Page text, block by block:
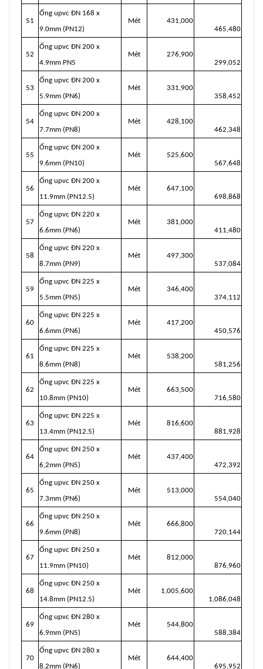
51
Ống upvc ĐN 168 x
9.0mm (PN12)
Mét
431,000
465,480
52
Ống upvc ĐN 200 x
4.9mm PN5
Mét
276,900
299,052
53
Ống upvc ĐN 200 x
5.9mm (PN6)
Mét
331,900
358,452
54
Ống upvc ĐN 200 x
7.7mm (PN8)
Mét
428,100
462,348
55
Ống upvc ĐN 200 x
9.6mm (PN10)
Mét
525,600
567,648
56
Ống upvc ĐN 200 x
11.9mm (PN12.5)
Mét
647,100
698,868
57
Ống upvc ĐN 220 x
6.6mm (PN6)
Mét
381,000
411,480
58
Ống upvc ĐN 220 x
8.7mm (PN9)
Mét
497,300
537,084
59
Ống upvc ĐN 225 x
5.5mm (PN5)
Mét
346,400
374,112
60
Ống upvc ĐN 225 x
6.6mm (PN6)
Mét
417,200
450,576
61
Ống upvc ĐN 225 x
8.6mm (PN8)
Mét
538,200
581,256
62
Ống upvc ĐN 225 x
10.8mm (PN10)
Mét
663,500
716,580
63
Ống upvc ĐN 225 x
13.4mm (PN12.5)
Mét
816,600
881,928
64
Ống upvc ĐN 250 x
6,2mm (PN5)
Mét
437,400
472,392
65
Ống upvc ĐN 250 x
7.3mm (PN6)
Mét
513,000
554,040
66
Ống upvc ĐN 250 x
9.6mm (PN8)
Mét
666,800
720,144
67
Ống upvc ĐN 250 x
11.9mm (PN10)
Mét
812,000
876,960
68
Ống upvc ĐN 250 x
14.8mm (PN12.5)
Mét
1,005,600
1,086,048
69
Ống upvc ĐN 280 x
6.9mm (PN5)
Mét
544,800
588,384
70
Ống upvc ĐN 280 x
8.2mm (PN6)
Mét
644,400
695,952